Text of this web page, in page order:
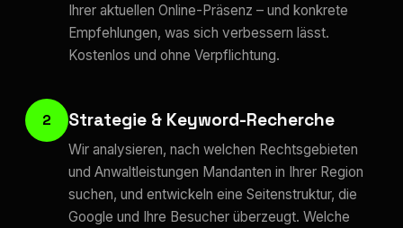
Ihrer aktuellen Online-Präsenz – und konkrete
Empfehlungen, was sich verbessern lässt.
Kostenlos und ohne Verpflichtung.
2 Strategie & Keyword-Recherche
Wir analysieren, nach welchen Rechtsgebieten
und Anwaltleistungen Mandanten in Ihrer Region
suchen, und entwickeln eine Seitenstruktur, die
Google und Ihre Besucher überzeugt. Welche